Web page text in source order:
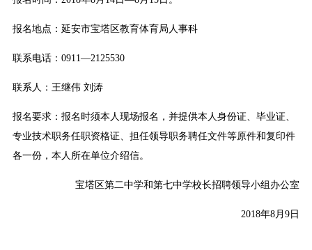
报名地点：延安市宝塔区教育体育局人事科
联系电话：0911—2125530
联系人：王继伟 刘涛
报名要求：报名时须本人现场报名，并提供本人身份证、毕业证、
专业技术职务任职资格证、担任领导职务聘任文件等原件和复印件
各一份，本人所在单位介绍信。
宝塔区第二中学和第七中学校长招聘领导小组办公室
2018年8月9日